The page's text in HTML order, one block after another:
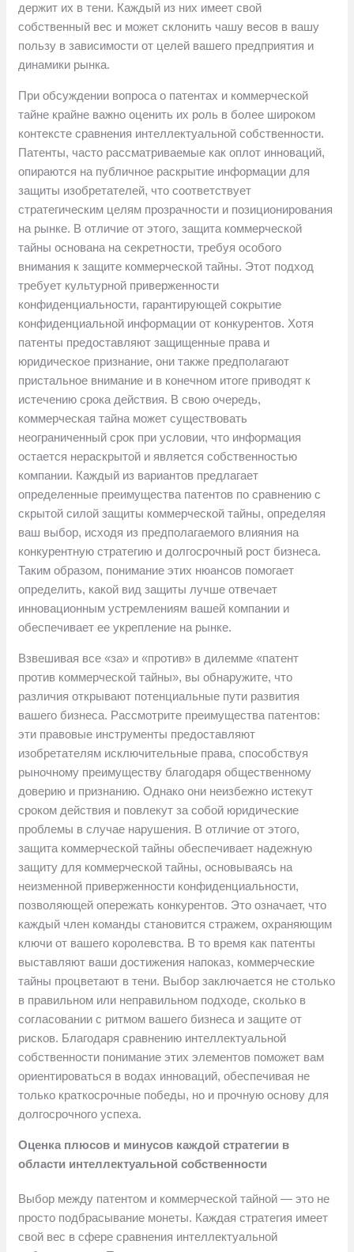
держит их в тени. Каждый из них имеет свой
собственный вес и может склонить чашу весов в вашу
пользу в зависимости от целей вашего предприятия и
динамики рынка.
При обсуждении вопроса о патентах и коммерческой
тайне крайне важно оценить их роль в более широком
контексте сравнения интеллектуальной собственности.
Патенты, часто рассматриваемые как оплот инноваций,
опираются на публичное раскрытие информации для
защиты изобретателей, что соответствует
стратегическим целям прозрачности и позиционирования
на рынке. В отличие от этого, защита коммерческой
тайны основана на секретности, требуя особого
внимания к защите коммерческой тайны. Этот подход
требует культурной приверженности
конфиденциальности, гарантирующей сокрытие
конфиденциальной информации от конкурентов. Хотя
патенты предоставляют защищенные права и
юридическое признание, они также предполагают
пристальное внимание и в конечном итоге приводят к
истечению срока действия. В свою очередь,
коммерческая тайна может существовать
неограниченный срок при условии, что информация
остается нераскрытой и является собственностью
компании. Каждый из вариантов предлагает
определенные преимущества патентов по сравнению с
скрытой силой защиты коммерческой тайны, определяя
ваш выбор, исходя из предполагаемого влияния на
конкурентную стратегию и долгосрочный рост бизнеса.
Таким образом, понимание этих нюансов помогает
определить, какой вид защиты лучше отвечает
инновационным устремлениям вашей компании и
обеспечивает ее укрепление на рынке.
Взвешивая все «за» и «против» в дилемме «патент
против коммерческой тайны», вы обнаружите, что
различия открывают потенциальные пути развития
вашего бизнеса. Рассмотрите преимущества патентов:
эти правовые инструменты предоставляют
изобретателям исключительные права, способствуя
рыночному преимуществу благодаря общественному
доверию и признанию. Однако они неизбежно истекут
сроком действия и повлекут за собой юридические
проблемы в случае нарушения. В отличие от этого,
защита коммерческой тайны обеспечивает надежную
защиту для коммерческой тайны, основываясь на
неизменной приверженности конфиденциальности,
позволяющей опережать конкурентов. Это означает, что
каждый член команды становится стражем, охраняющим
ключи от вашего королевства. В то время как патенты
выставляют ваши достижения напоказ, коммерческие
тайны процветают в тени. Выбор заключается не столько
в правильном или неправильном подходе, сколько в
согласовании с ритмом вашего бизнеса и защите от
рисков. Благодаря сравнению интеллектуальной
собственности понимание этих элементов поможет вам
ориентироваться в водах инноваций, обеспечивая не
только краткосрочные победы, но и прочную основу для
долгосрочного успеха.
Оценка плюсов и минусов каждой стратегии в
области интеллектуальной собственности
Выбор между патентом и коммерческой тайной — это не
просто подбрасывание монеты. Каждая стратегия имеет
свой вес в сфере сравнения интеллектуальной